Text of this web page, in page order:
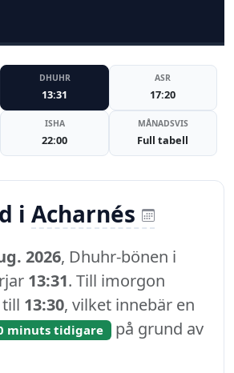
DHUHR
13:31
ASR
17:20
ISHA
22:00
MÅNADSVIS
Full tabell
i Acharnés
2026, Dhuhr-bönen i
13:31. Till imorgon
13:30, vilket innebär en
minuts tidigare på grund av